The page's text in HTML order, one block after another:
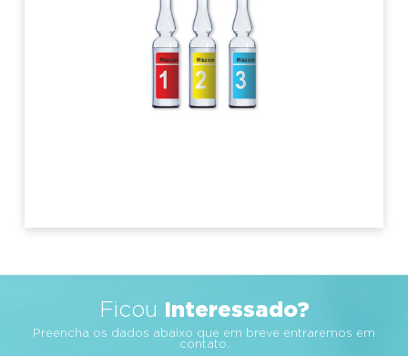
Ficou Interessado?
Preencha os dados abaixo que em breve entraremos em
contato.